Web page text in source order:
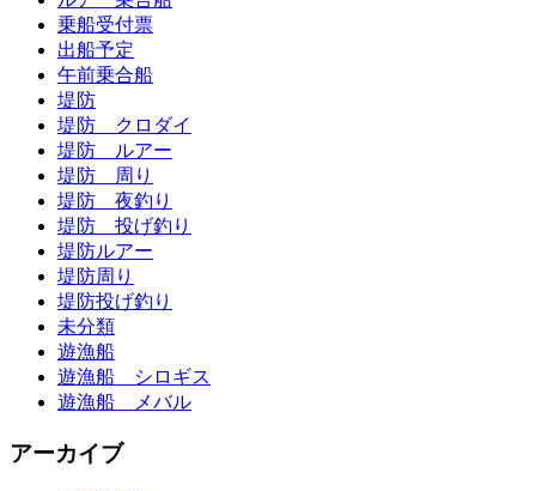
乗船受付票
出船予定
午前乗合船
堤防
堤防 クロダイ
堤防 ルアー
堤防 周り
堤防 夜釣り
堤防 投げ釣り
堤防ルアー
堤防周り
堤防投げ釣り
未分類
遊漁船
遊漁船 シロギス
遊漁船 メバル
アーカイブ